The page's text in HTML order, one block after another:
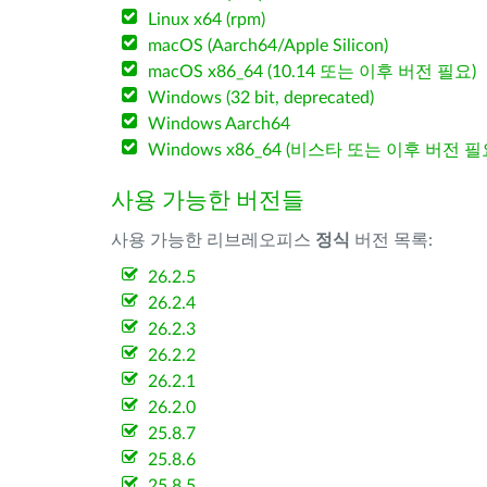
Linux x64 (rpm)
macOS (Aarch64/Apple Silicon)
macOS x86_64 (10.14 또는 이후 버전 필요)
Windows (32 bit, deprecated)
Windows Aarch64
Windows x86_64 (비스타 또는 이후 버전 필
사용 가능한 버전들
사용 가능한 리브레오피스 정식 버전 목록:
26.2.5
26.2.4
26.2.3
26.2.2
26.2.1
26.2.0
25.8.7
25.8.6